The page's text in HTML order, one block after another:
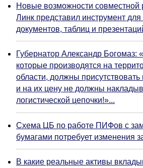
Новые возможности
Линк представил инструмент для
документов, таблиц и
Губернатор Александр Богомаз:
которые производятся на
области, должны присутствовать
и на их цену не должны
логистической цепочки!»...
Схема ЦБ по работе ПИФов с
бумагами потребует изменения
В какие реальные активы